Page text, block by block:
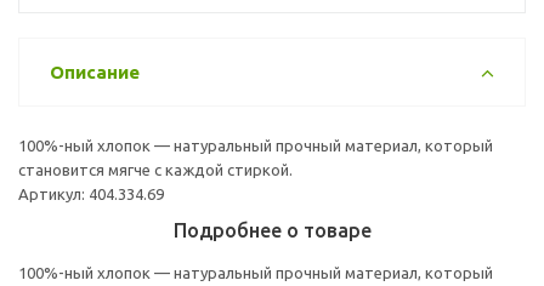
Описание
100%-ный хлопок — натуральный прочный материал, который
становится мягче с каждой стиркой.
Артикул: 404.334.69
Подробнее о товаре
100%-ный хлопок — натуральный прочный материал, который